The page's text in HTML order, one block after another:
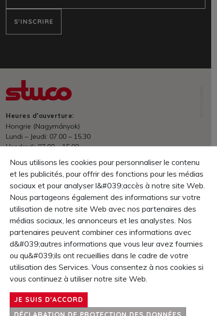
S'INSCRIRE
Heures d'ouverture:
Hongrie (Nagymányok)
Lundi – Jeudi: 07.00 – 15.30
Vendredi: 07.00 – 15.00
Expédition
en ligne dès prix HUF 70&#039;000.- franco domicile
Paiement
net dans les 30 jours
Droit de retour dans le 10 jours
La garantie produit 1 année
CONTACT
SERVICE & INFOS
SOCIÉTÉ
Nous utilisons les cookies pour personnaliser le contenu
et les publicités, pour offrir des fonctions pour les médias
sociaux et pour analyser l&#039;accès à notre site Web.
Nous partageons également des informations sur votre
utilisation de notre site Web avec nos partenaires des
médias sociaux, les annonceurs et les analystes. Nos
partenaires peuvent combiner ces informations avec
d&#039;autres informations que vous leur avez fournies
ou qu&#039;ils ont recueillies dans le cadre de votre
utilisation des Services. Vous consentez à nos cookies si
vous continuez à utiliser notre site Web.
JE SUIS D'ACCORD